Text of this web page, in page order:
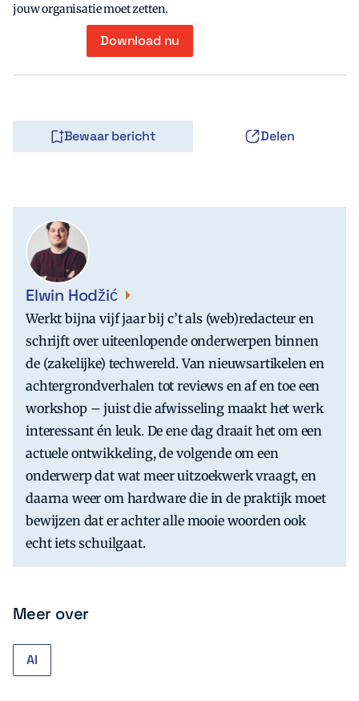
jouw organisatie moet zetten.
Download nu
Bewaar bericht Delen
Elwin Hodžić
Werkt bijna vijf jaar bij c’t als (web)redacteur en
schrijft over uiteenlopende onderwerpen binnen
de (zakelijke) techwereld. Van nieuwsartikelen en
achtergrondverhalen tot reviews en af en toe een
workshop – juist die afwisseling maakt het werk
interessant én leuk. De ene dag draait het om een
actuele ontwikkeling, de volgende om een
onderwerp dat wat meer uitzoekwerk vraagt, en
daarna weer om hardware die in de praktijk moet
bewijzen dat er achter alle mooie woorden ook
echt iets schuilgaat.
Meer over
AI